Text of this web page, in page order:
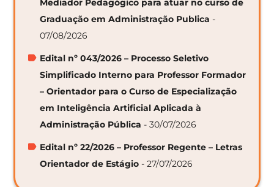
Graduação em Administração Publica -
07/08/2026
Edital nº 043/2026 – Processo Seletivo
Simplificado Interno para Professor Formador
– Orientador para o Curso de Especialização
em Inteligência Artificial Aplicada à
Administração Pública - 30/07/2026
Edital nº 22/2026 – Professor Regente – Letras
Orientador de Estágio - 27/07/2026